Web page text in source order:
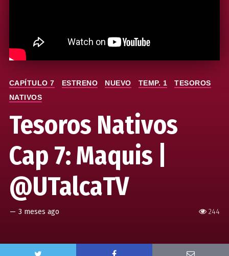
244
CAPÍTULO 7 ESTRENO NUEVO TEMP. 1
TESOROS
NATIVOS
Tesoros Nativos
Cap 7: Maquis |
@UTalcaTV
— 3 meses ago